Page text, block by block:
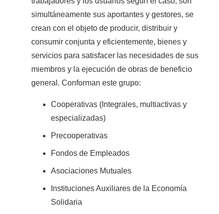
simultáneamente sus aportantes y gestores, se
crean con el objeto de producir, distribuir y
consumir conjunta y eficientemente, bienes y
servicios para satisfacer las necesidades de sus
miembros y la ejecución de obras de beneficio
general. Conforman este grupo:
Cooperativas (Integrales, multiactivas y
especializadas)
Precooperativas
Fondos de Empleados
Asociaciones Mutuales
Instituciones Auxiliares de la Economía
Solidaria